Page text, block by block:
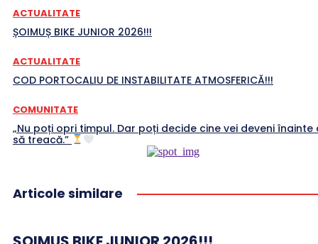
ACTUALITATE
ȘOIMUȘ BIKE JUNIOR 2026!!!
ACTUALITATE
COD PORTOCALIU DE INSTABILITATE ATMOSFERICĂ!!!
COMUNITATE
„Nu poți opri timpul. Dar poți decide cine vei deveni înainte
să treacă.”
Articole similare